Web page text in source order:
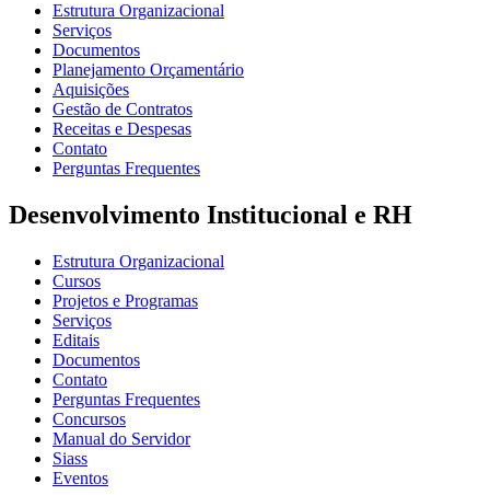
Estrutura Organizacional
Serviços
Documentos
Planejamento Orçamentário
Aquisições
Gestão de Contratos
Receitas e Despesas
Contato
Perguntas Frequentes
Desenvolvimento Institucional e RH
Estrutura Organizacional
Cursos
Projetos e Programas
Serviços
Editais
Documentos
Contato
Perguntas Frequentes
Concursos
Manual do Servidor
Siass
Eventos